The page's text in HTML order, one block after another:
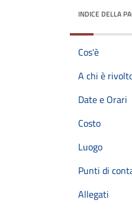
INDICE DELLA
Cos'è
A chi è
Date e Orari
Costo
Luogo
Punti di
Allegati